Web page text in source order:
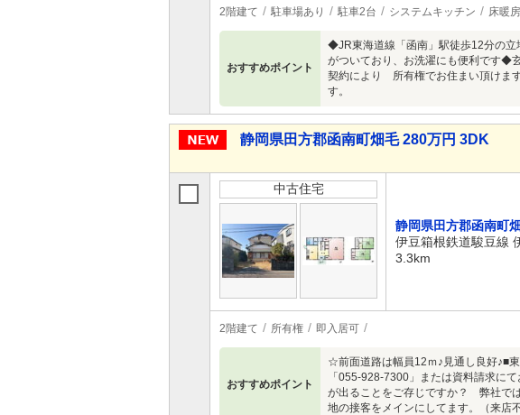
2階建て 駐車場あり 駐車2台 システムキッチン 床暖房
おすすめポイント
◆JR東海道線「函南」駅徒歩12分の
がついており、お洗濯にも便利です◆
契約により 所有権でお住まい頂けま
す。
静岡県田方郡函南町畑毛 280万円 3DK
中古住宅
静岡県田方郡函南町
伊豆箱根鉄道駿豆線
3.3km
2階建て 所有権 即入居可
おすすめポイント
☆前面道路は幅員12ｍ♪見通し良好♪■
「055-928-7300」または資料請求に
が出ることをご存じですか？ 弊社で
地の接客をメインにしてます。（来店不